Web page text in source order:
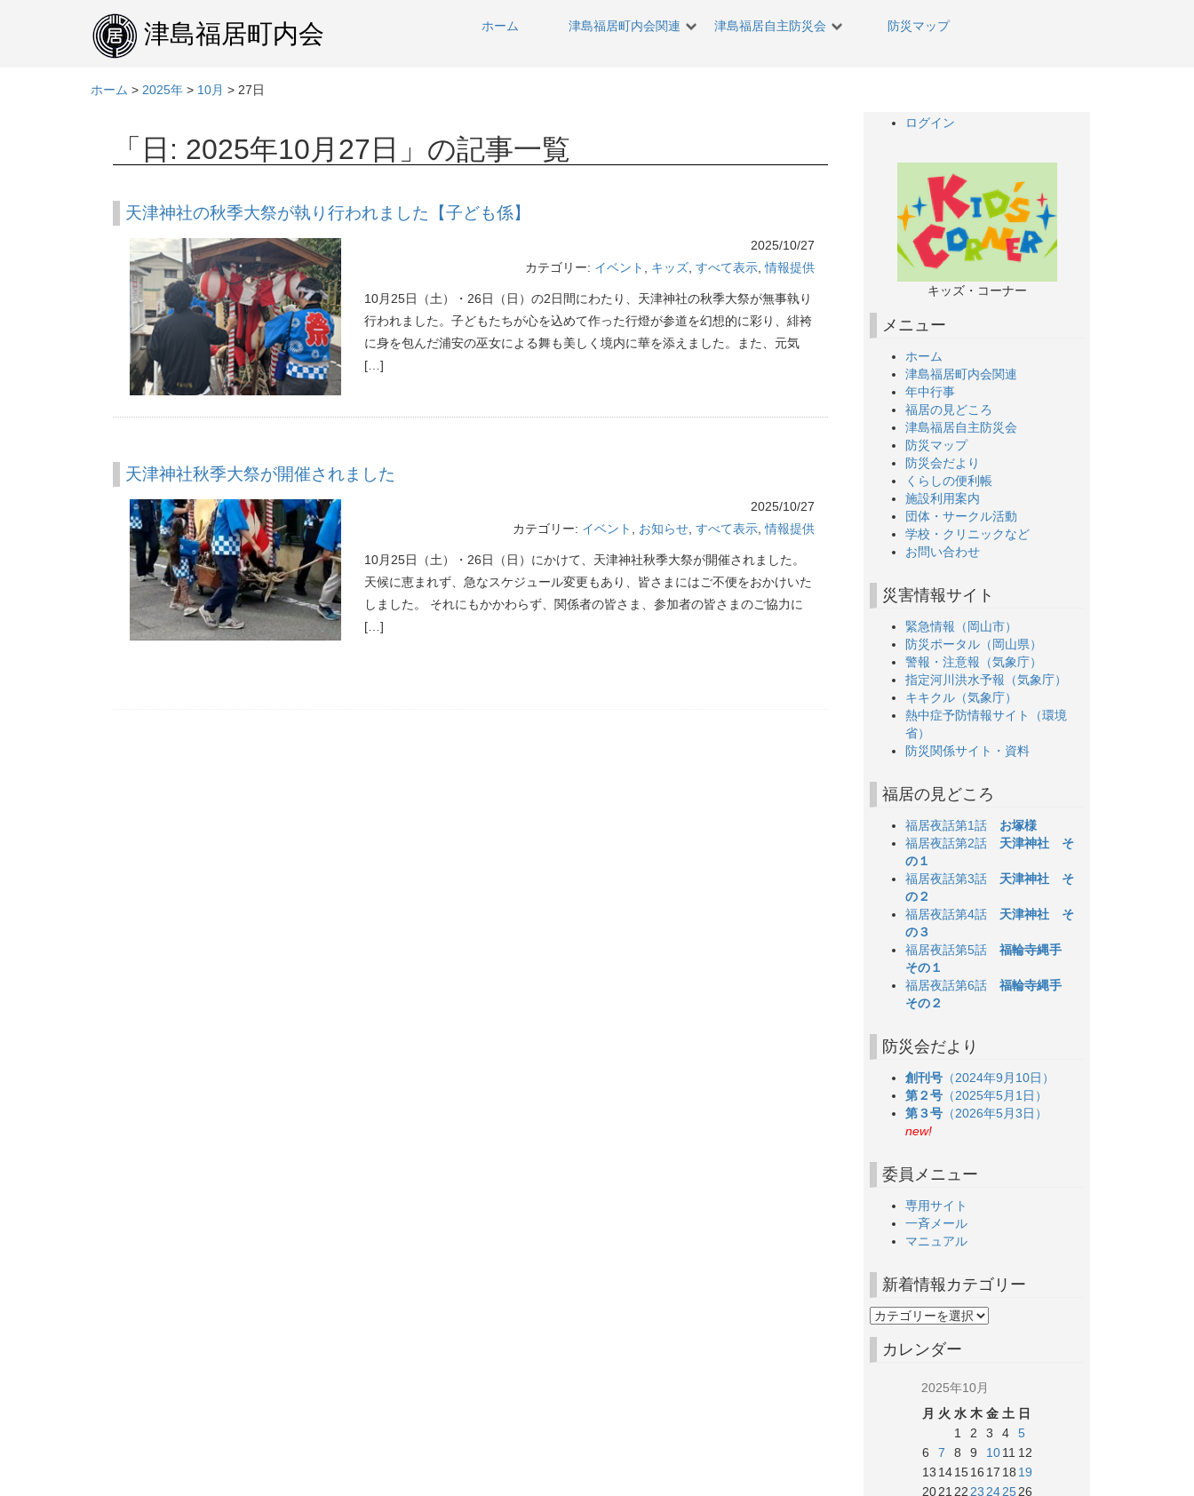
津島福居町内会 ホーム 津島福居町内会関連 津島福居自主防災会 防災マップ
ホーム > 2025年 > 10月 > 27日
「日: 2025年10月27日 」の記事一覧
天津神社の秋季大祭が執り行われました【子ども係】
2025/10/27
カテゴリー: イベント キッズ, すべて表示,情報提供
10月25日（土）・26日（日）の2日間にわたり、天津神社の秋季大祭が無事執り
行われました。子どもたちが心を込めて作った行燈が参道を幻想的に彩り、緋袴
に身を包んだ浦安の巫女による舞も美しく境内に華を添えました。また、元気
[…]
天津神社秋季大祭が開催されました
2025/10/27
カテゴリー: イベント お知らせ, すべて表示,情報提供
10月25日（土）・26日（日）にかけて、天津神社秋季大祭が開催されました。
天候に恵まれず、急なスケジュール変更もあり、皆さまにはご不便をおかけいた
しました。 それにもかかわらず、関係者の皆さま、参加者の皆さまのご協力に
[…]
ログイン
キッズ・コーナー
メニュー
ホーム
津島福居町内会関連
年中行事
福居の見どころ
津島福居自主防災会
防災マップ
防災会だより
くらしの便利帳
施設利用案内
団体・サークル活動
学校・クリニックなど
お問い合わせ
災害情報サイト
緊急情報（岡山市）
防災ポータル（岡山県）
警報・注意報（気象庁）
指定河川洪水予報（気象庁）
キキクル（気象庁）
熱中症予防情報サイト（環境
省）
防災関係サイト・資料
福居の見どころ
福居夜話第1話 お塚様
福居夜話第2話 天津神社 そ
の１
福居夜話第3話 天津神社 そ
の２
福居夜話第4話 天津神社 そ
の３
福居夜話第5話福輪寺縄手
その１
福居夜話第6話福輪寺縄手
その２
防災会だより
創刊号 （2024年9月10日）
第２号 （2025年5月1日）
第３号 （2026年5月3日）
new!
委員メニュー
専用サイト
一斉メール
マニュアル
新着情報カテゴリー
カレンダー
2025年10月
月 火 水 木 金 土 日
1
2 3 4
5
6
7 8 9 10 11 12
13 14 15 16 17 18 19
20212223242526